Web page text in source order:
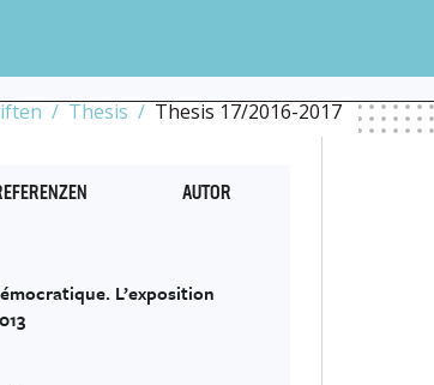
Thesis Thesis 17/2016-2017
LE MUSÉE DISCIPLINAIRE COMME LIEU D’ORGANISATION ET DE
AUTOR
L’exposition